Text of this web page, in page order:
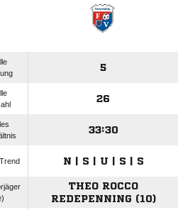
5
26
33:30
N | S | U | S | S
THEO ROCCO
REDEPENNING (10)